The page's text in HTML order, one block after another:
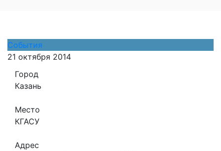
События
21 октября 2014
Город
Казань
Место
КГАСУ
Адрес